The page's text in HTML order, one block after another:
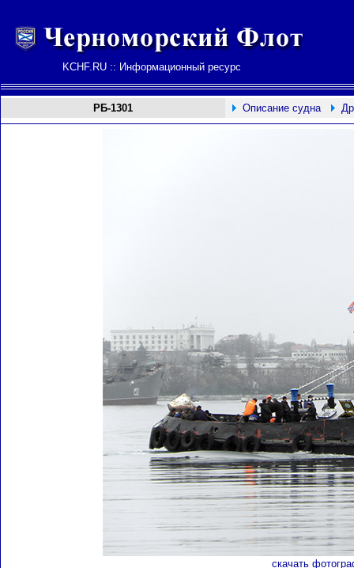
KCHF.RU :: Информационный ресурс
РБ-1301 Описание судна
скачать